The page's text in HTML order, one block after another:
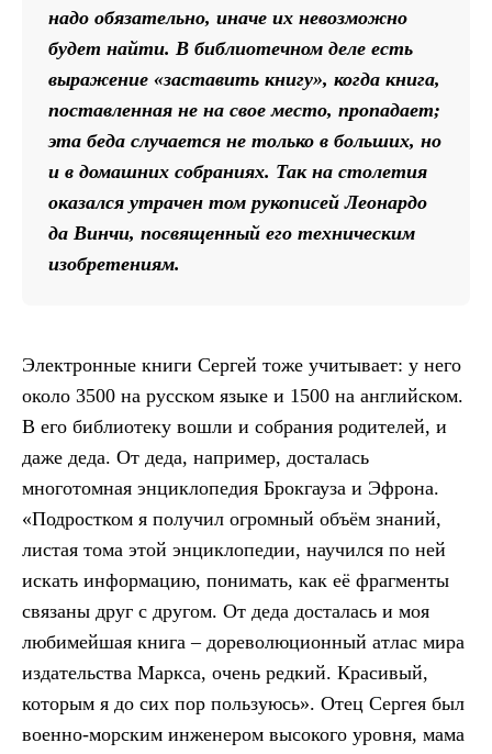
надо обязательно, иначе их невозможно
будет найти. В библиотечном деле есть
выражение «заставить книгу», когда книга,
поставленная не на свое место, пропадает;
эта беда случается не только в больших, но
и в домашних собраниях. Так на столетия
оказался утрачен том рукописей Леонардо
да Винчи, посвященный его техническим
изобретениям.
Электронные книги Сергей тоже учитывает: у него
около 3500 на русском языке и 1500 на английском.
В его библиотеку вошли и собрания родителей, и
даже деда. От деда, например, досталась
многотомная энциклопедия Брокгауза и Эфрона.
«Подростком я получил огромный объём знаний,
листая тома этой энциклопедии, научился по ней
искать информацию, понимать, как её фрагменты
связаны друг с другом. От деда досталась и моя
любимейшая книга – дореволюционный атлас мира
издательства Маркса, очень редкий. Красивый,
которым я до сих пор пользуюсь». Отец Сергея был
военно-морским инженером высокого уровня, мама